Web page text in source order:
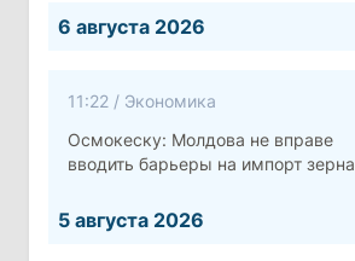
6 августа 2026
11:22 / Экономика
Осмокеску: Молдова не вправе
вводить барьеры на импорт зерна
5 августа 2026